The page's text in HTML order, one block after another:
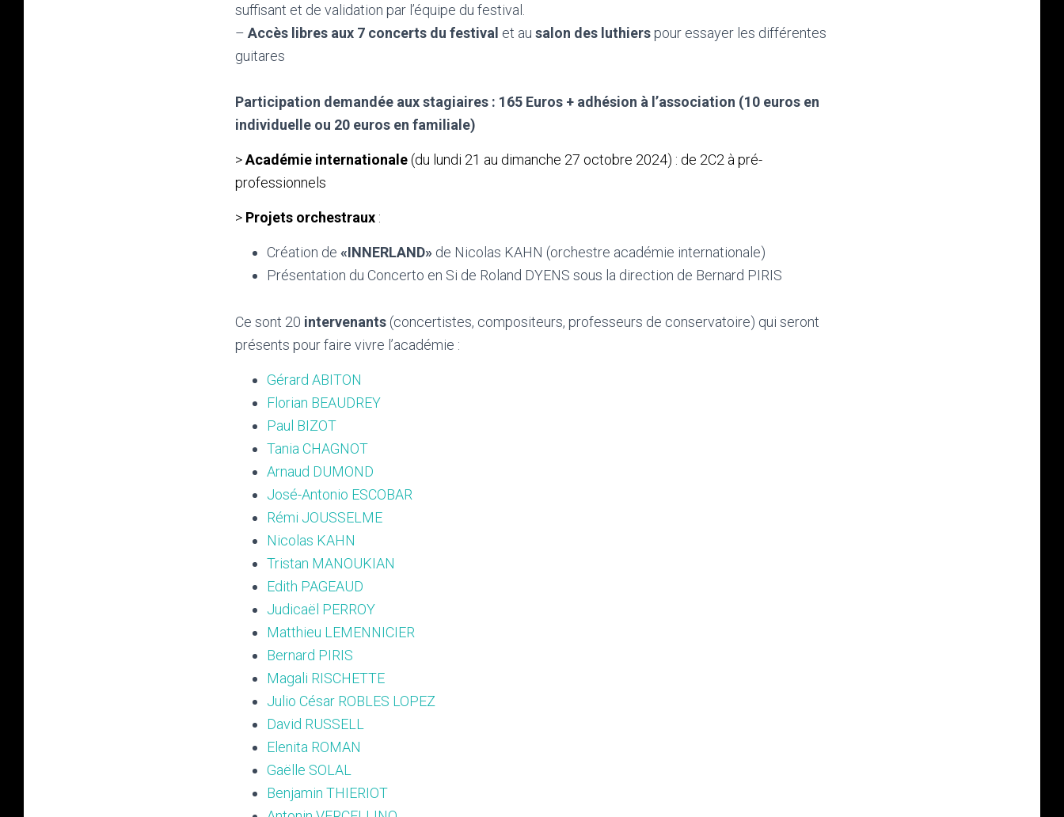
suffisant et de validation par l’équipe du festival.
– Accès libres aux 7 concerts du festival et au salon des luthiers pour essayer les différentes
guitares
Participation demandée aux stagiaires : 165 Euros + adhésion à l’association (10 euros en
individuelle ou 20 euros en familiale)
>Académie internationale(du lundi 21 au dimanche 27 octobre 2024) : de 2C2 à pré-
professionnels
> Projets orchestraux :
Création de «INNERLAND» de Nicolas KAHN (orchestre académie internationale)
Présentation du Concerto en Si de Roland DYENS sous la direction de Bernard PIRIS
Ce sont 20 intervenants (concertistes, compositeurs, professeurs de conservatoire) qui seront
présents pour faire vivre l’académie :
Gérard ABITON
Florian BEAUDREY
Paul BIZOT
Tania CHAGNOT
Arnaud DUMOND
José-Antonio ESCOBAR
Rémi JOUSSELME
Nicolas KAHN
Tristan MANOUKIAN
Edith PAGEAUD
Judicaël PERROY
Matthieu LEMENNICIER
Bernard PIRIS
Magali RISCHETTE
Julio César ROBLES LOPEZ
David RUSSELL
Elenita ROMAN
Gaëlle SOLAL
Benjamin THIERIOT